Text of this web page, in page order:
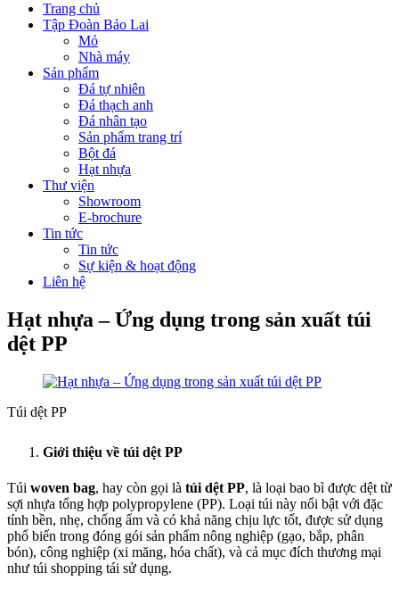
Trang chủ
Tập Đoàn Bảo Lai
Mỏ
Nhà máy
Sản phẩm
Đá tự nhiên
Đá thạch anh
Đá nhân tạo
Sản phẩm trang trí
Bột đá
Hạt nhựa
Thư viện
Showroom
E-brochure
Tin tức
Tin tức
Sự kiện & hoạt động
Liên hệ
Hạt nhựa – Ứng dụng trong sản xuất túi
dệt PP
Túi dệt PP
Giới thiệu về túi dệt PP
Túi woven bag, hay còn gọi là túi dệt PP, là loại bao bì được dệt từ
sợi nhựa tổng hợp polypropylene (PP). Loại túi này nổi bật với đặc
tính bền, nhẹ, chống ẩm và có khả năng chịu lực tốt, được sử dụng
phổ biến trong đóng gói sản phẩm nông nghiệp (gạo, bắp, phân
bón), công nghiệp (xi măng, hóa chất), và cả mục đích thương mại
như túi shopping tái sử dụng.